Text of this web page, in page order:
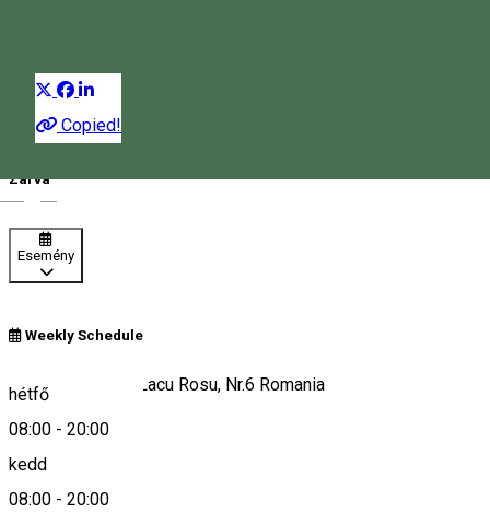
Copied!
08:00 - 20:00
Zárva
Esemény
Weekly Schedule
hétfő
08:00 - 20:00
kedd
08:00 - 20:00
Gheorgheni, B-ul Lacu Rosu, Nr.6 Romania
Keresd térképen